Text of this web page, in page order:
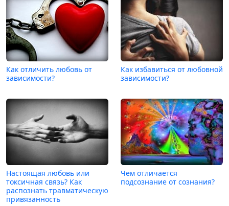
Как отличить любовь от
зависимости?
Как избавиться от любовной
зависимости?
Настоящая любовь или
токсичная связь? Как
распознать травматическую
привязанность
Чем отличается
подсознание от сознания?